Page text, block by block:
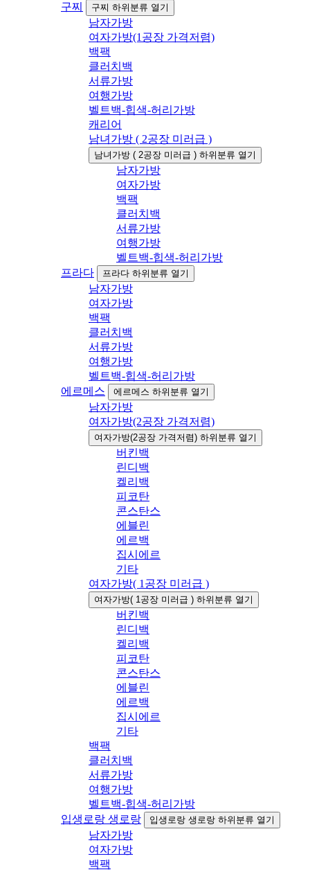
구찌
구찌 하위분류 열기
남자가방
여자가방(1공장 가격저렴)
백팩
클러치백
서류가방
여행가방
벨트백-힙색-허리가방
캐리어
남녀가방 ( 2공장 미러급 )
남녀가방 ( 2공장 미러급 ) 하위분류 열기
남자가방
여자가방
백팩
클러치백
서류가방
여행가방
벨트백-힙색-허리가방
프라다
프라다 하위분류 열기
남자가방
여자가방
백팩
클러치백
서류가방
여행가방
벨트백-힙색-허리가방
에르메스
에르메스 하위분류 열기
남자가방
여자가방(2공장 가격저렴)
여자가방(2공장 가격저렴) 하위분류 열기
버킨백
린디백
켈리백
피코탄
콘스탄스
에블린
에르백
집시에르
기타
여자가방( 1공장 미러급 )
여자가방( 1공장 미러급 ) 하위분류 열기
버킨백
린디백
켈리백
피코탄
콘스탄스
에블린
에르백
집시에르
기타
백팩
클러치백
서류가방
여행가방
벨트백-힙색-허리가방
입생로랑 생로랑
입생로랑 생로랑 하위분류 열기
남자가방
여자가방
백팩